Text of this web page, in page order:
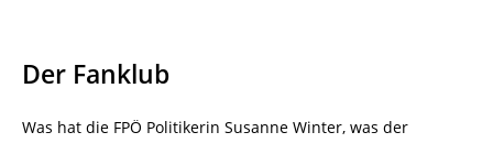
Der Fanklub
Was hat die FPÖ Politikerin Susanne Winter, was der